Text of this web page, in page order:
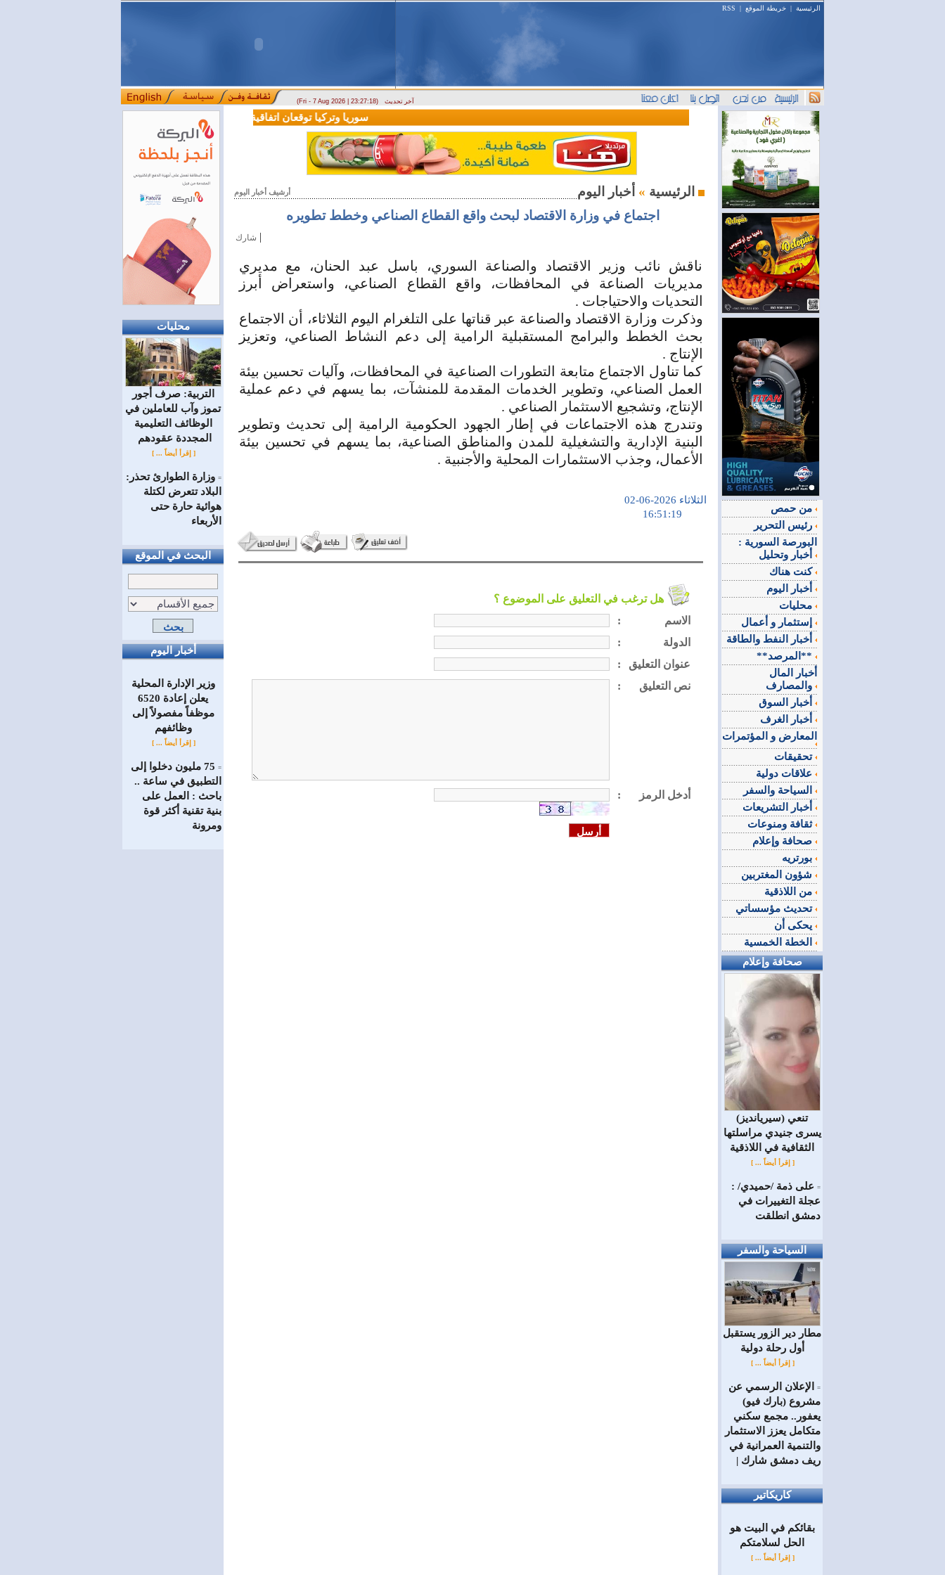
الرئيسية | خريطة الموقع |
RSS
(Fri - 7 Aug 2026 | 23:27:18) آخر تحديث
محليات
التربية: صرف أجور
تموز وآب للعاملين في
الوظائف ‏التعليمية
المجددة عقودهم ‏
[ إقرأ أيضاً ... ]
= وزارة الطوارئ تحذر:
البلاد تتعرض لكتلة
هوائية حارة حتى
الأربعاء
البحث في الموقع
أخبار اليوم
وزير الإدارة المحلية
يعلن إعادة 6520
موظفاً مفصولاً إلى
‏وظائفهم
[ إقرأ أيضاً ... ]
=
75 مليون دخلوا إلى
التطبيق في ساعة ..
باحث : العمل على
بنية تقنية أكثر قوة
ومرونة
سوريا وتركيا توقعان اتفاقية تعاون في مجالي التعليم العالي والبحث العلمي
أرشيف أخبار اليوم الرئيسية »
اجتماع في وزارة الاقتصاد لبحث واقع القطاع الصناعي ‏وخطط تطويره‎ ‎
شارك |
ناقش نائب وزير الاقتصاد والصناعة السوري، باسل عبد ‏الحنان، مع مديري
مديريات الصناعة في المحافظات، واقع ‌‏القطاع الصناعي، واستعراض أبرز
التحديات والاحتياجات‎. ‎
وذكرت وزارة الاقتصاد والصناعة عبر قناتها على التلغرام ‏اليوم الثلاثاء، أن الاجتماع
بحث الخطط والبرامج المستقبلية ‌‏الرامية إلى دعم النشاط الصناعي، وتعزيز
الإنتاج‎. ‎
كما تناول الاجتماع متابعة التطورات الصناعية في المحافظات، ‏وآليات تحسين بيئة
العمل الصناعي، وتطوير الخدمات ‏المقدمة ‏للمنشآت، بما يسهم في دعم عملية
الإنتاج، وتشجيع الاستثمار ‏الصناعي‎. ‎
وتندرج هذه الاجتماعات في إطار الجهود الحكومية الرامية إلى ‏تحديث وتطوير
البنية الإدارية والتشغيلية للمدن والمناطق ‌‏الصناعية، بما يسهم في تحسين بيئة
الأعمال، وجذب ‏الاستثمارات المحلية والأجنبية‎. ‎
الثلاثاء 2026-06-02
هل ترغب في التعليق على الموضوع ؟
:
الاسم
:
الدولة
:
عنوان التعليق
:
نص التعليق
: أدخل الرمز
البورصة السورية :
كنت هناك
**المرصد**
أخبار المال
المعارض و المؤتمرات
تحقيقات
ثقافة ومنوعات
تحديث مؤسساتي
صحافة وإعلام
(سيريانديز) تنعي
يسرى جنيدي مراسلتها
الثقافية في اللاذقية
[ إقرأ أيضاً ... ]
= على ذمة /حميدي/ :
عجلة التغييرات في
دمشق انطلقت
السياحة والسفر
مطار دير الزور يستقبل
أول رحلة دولية
[ إقرأ أيضاً ... ]
=
الإعلان الرسمي عن
مشروع (بارك فيو)
يعفور.. مجمع سكني
متكامل يعزز الاستثمار
والتنمية العمرانية في
ريف دمشق شارك |
كاريكاتير
بقائكم في البيت هو
الحل لسلامتكم
[ إقرأ أيضاً ... ]